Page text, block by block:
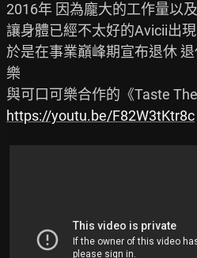
2016年 因為龐大的工作量以
讓身體已經不太好的Avicii出
於是在事業巔峰期宣布退休
樂
https://youtu.be/F82W3tKtr8c